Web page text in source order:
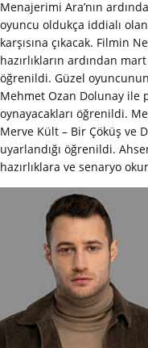
Menajerimi Ara’nın
oyuncu oldukça iddialı
karşısına çıkacak. Filmin
hazırlıkların ardından
öğrenildi. Güzel
Mehmet Ozan Dolunay ile
oynayacakları öğrenildi.
Merve Kült – Bir Çöküş ve
uyarlandığı öğrenildi.
hazırlıklara ve senaryo